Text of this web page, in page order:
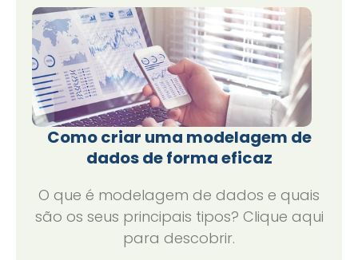
Como criar uma modelagem de
dados de forma eficaz
O que é modelagem de dados e quais
são os seus principais tipos? Clique aqui
para descobrir.